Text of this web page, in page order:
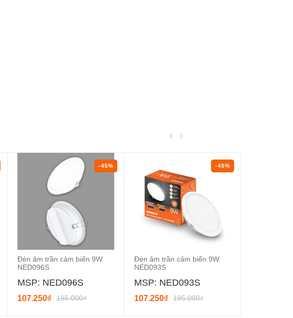
-45%
Đèn âm trần cảm biến 9W
NED096S
MSP: NED096S
107.250₫ 195.000₫
-45%
Đèn âm trần cảm biến 9W
NED093S
MSP: NED093S
107.250₫ 195.000₫